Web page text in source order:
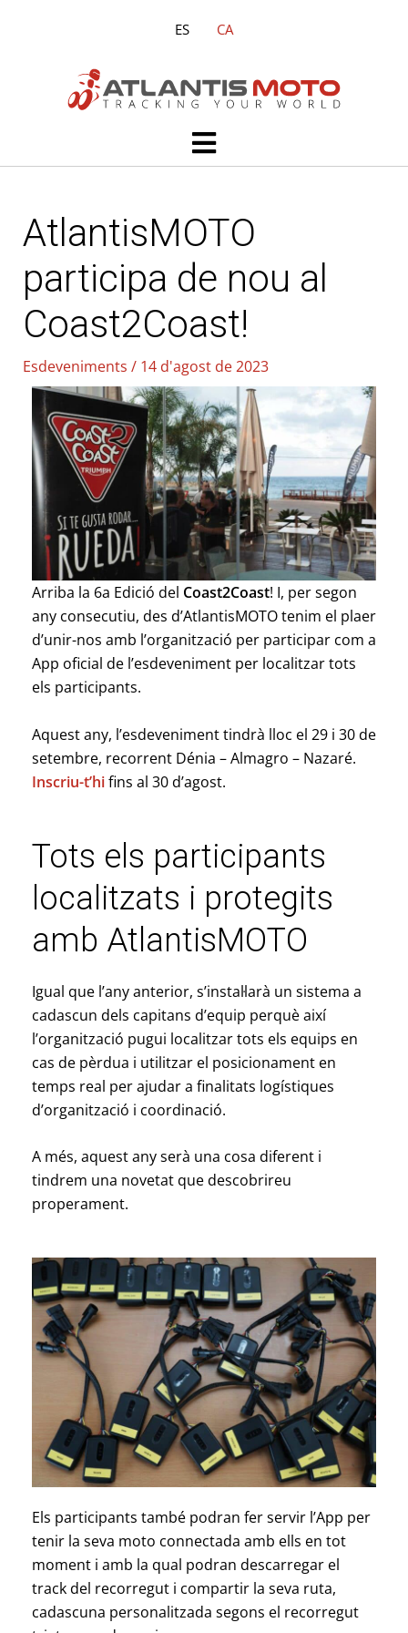
ES CA
Main
Menu
AtlantisMOTO
participa de nou al
Coast2Coast!
Esdeveniments / 14 d'agost de 2023
Arriba la 6a Edició del Coast2Coast! I, per segon
any consecutiu, des d’AtlantisMOTO tenim el plaer
d’unir-nos amb l’organització per participar com a
App oficial de l’esdeveniment per localitzar tots
els participants.
Aquest any, l’esdeveniment tindrà lloc el 29 i 30 de
setembre, recorrent Dénia – Almagro – Nazaré.
Inscriu-t’hifins al 30 d’agost.
Tots els participants
localitzats i protegits
amb AtlantisMOTO
Igual que l’any anterior, s’instal·larà un sistema a
cadascun dels capitans d’equip perquè així
l’organització pugui localitzar tots els equips en
cas de pèrdua i utilitzar el posicionament en
temps real per ajudar a finalitats logístiques
d’organització i coordinació.
A més, aquest any serà una cosa diferent i
tindrem una novetat que descobrireu
properament.
Els participants també podran fer servir l’App per
tenir la seva moto connectada amb ells en tot
moment i amb la qual podran descarregar el
track del recorregut i compartir la seva ruta,
cadascuna personalitzada segons el recorregut